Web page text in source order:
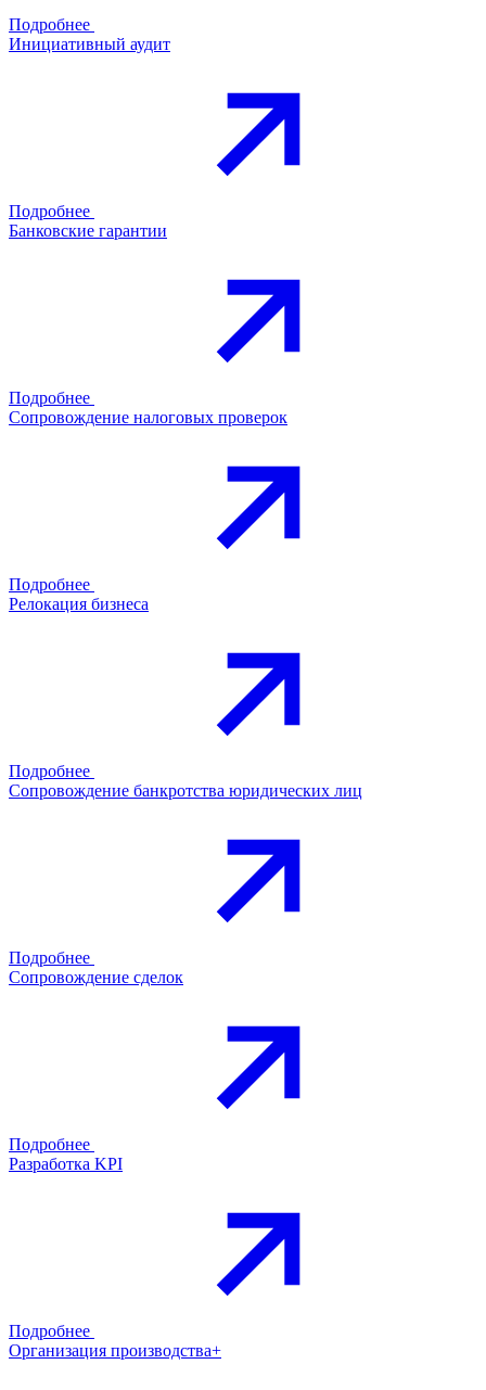
Подробнее
Инициативный аудит
Подробнее
Банковские гарантии
Подробнее
Сопровождение налоговых проверок
Подробнее
Релокация бизнеса
Подробнее
Сопровождение банкротства юридических лиц
Подробнее
Сопровождение сделок
Подробнее
Разработка KPI
Подробнее
Организация производства+